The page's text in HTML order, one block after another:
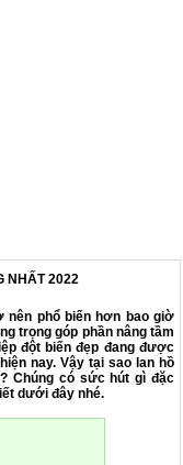
NHẤT 2022
nên phổ biến hơn bao giờ
trọng góp phần nâng tầm
đột biến đẹp đang được
nay. Vậy tại sao lan hồ
Chúng có sức hút gì đặc
dưới đây nhé.